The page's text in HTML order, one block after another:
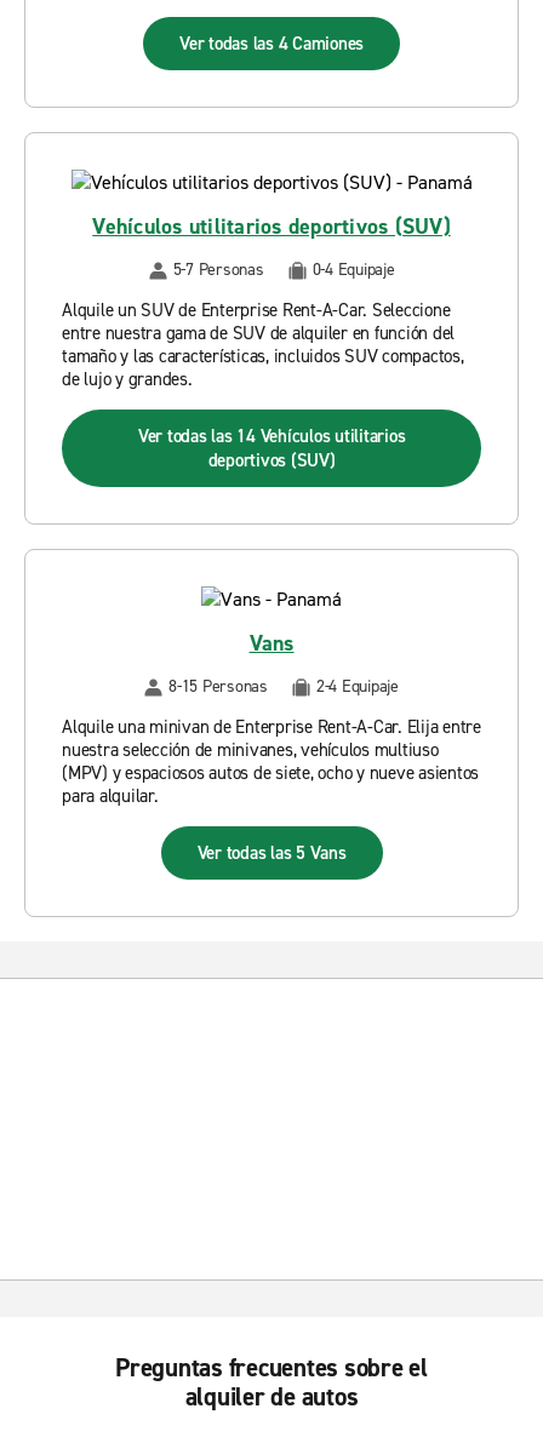
Ver todas las 4 Camiones
Vehículos utilitarios deportivos (SUV)
5-7 Personas 0-4 Equipaje
Alquile un SUV de Enterprise Rent-A-Car. Seleccione
entre nuestra gama de SUV de alquiler en función del
tamaño y las características, incluidos SUV compactos,
de lujo y grandes.
Ver todas las 14 Vehículos utilitarios
deportivos (SUV)
Vans
8-15 Personas 2-4 Equipaje
Alquile una minivan de Enterprise Rent-A-Car. Elija entre
nuestra selección de minivanes, vehículos multiuso
(MPV) y espaciosos autos de siete, ocho y nueve asientos
para alquilar.
Ver todas las 5 Vans
Preguntas frecuentes sobre el
alquiler de autos